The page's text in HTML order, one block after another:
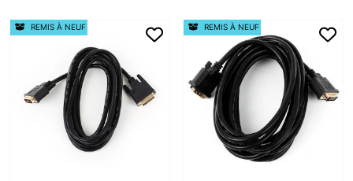
REMIS À NEUF REMIS À NEUF